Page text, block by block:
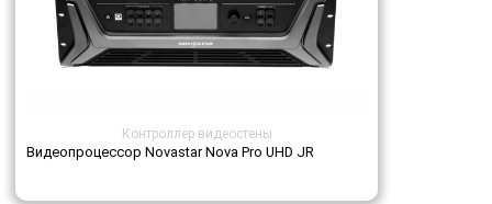
Контроллер видеостены
Видеопроцессор Novastar Nova Pro UHD JR